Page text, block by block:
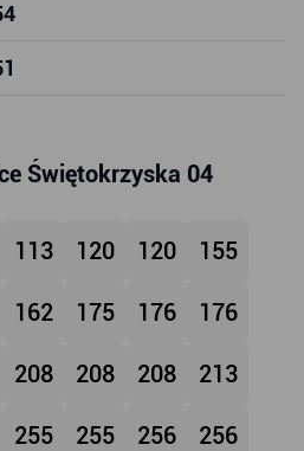
Świętokrzyska 04
113 120 120 155
162 175 176 176
208 208 208 213
255 255 256 256